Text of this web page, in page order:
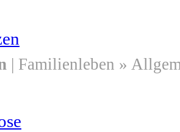
| Familienleben »